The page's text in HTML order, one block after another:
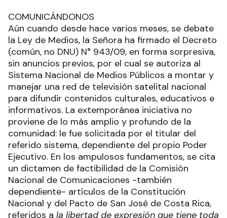
COMUNICÁNDONOS
Aún cuando desde hace varios meses, se debate
la Ley de Medios, la Señora ha firmado el Decreto
(común, no DNU) N° 943/09, en forma sorpresiva,
sin anuncios previos, por el cual se autoriza al
Sistema Nacional de Medios Públicos a montar y
manejar una red de televisión satelital nacional
para difundir contenidos culturales, educativos e
informativos. La extemporánea iniciativa no
proviene de lo más amplio y profundo de la
comunidad: le fue solicitada por el titular del
referido sistema, dependiente del propio Poder
Ejecutivo. En los ampulosos fundamentos, se cita
un dictamen de factibilidad de la Comisión
Nacional de Comunicaciones -también
dependiente- artículos de la Constitución
Nacional y del Pacto de San José de Costa Rica,
referidos a la libertad de expresión que tiene toda